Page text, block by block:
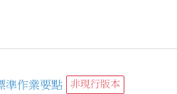
準作業要點
非現行版本